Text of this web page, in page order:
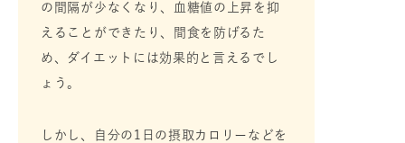
の間隔が少なくなり、血糖値の上昇を抑
えることができたり、間食を防げるた
め、ダイエットには効果的と言えるでし
ょう。
しかし、自分の1日の摂取カロリーなどを